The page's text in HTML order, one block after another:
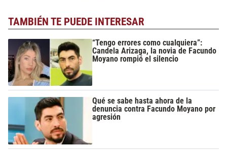
TAMBIÉN TE PUEDE INTERESAR
“Tengo errores como cualquiera”:
Candela Arizaga, la novia de Facundo
Moyano rompió el silencio
Qué se sabe hasta ahora de la
denuncia contra Facundo Moyano por
agresión